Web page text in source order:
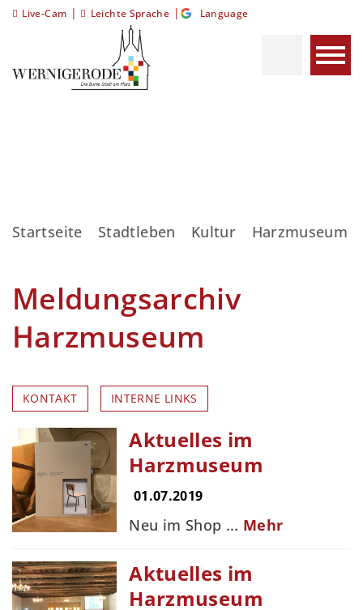
Live-Cam | Leichte Sprache | Language
Startseite Stadtleben Kultur Harzmuseum
Meldungsarchiv
Harzmuseum
KONTAKT INTERNE LINKS
Aktuelles im
Harzmuseum
01.07.2019
Neu im Shop ... Mehr
Aktuelles im
Harzmuseum